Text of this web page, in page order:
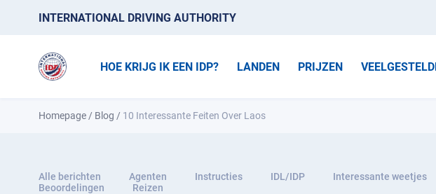
INTERNATIONAL DRIVING AUTHORITY
HOE KRIJG IK EEN IDP? LANDEN PRIJZEN
Homepage / Blog / 10 Interessante Feiten Over Laos
Alle berichten Agenten Instructies IDL/IDP Interessante weetjes
Beoordelingen
Reizen